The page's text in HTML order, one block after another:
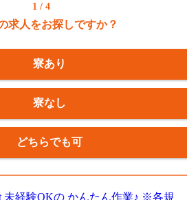
1 / 4
求人をお探しですか？
寮あり
寮なし
どちらでも可